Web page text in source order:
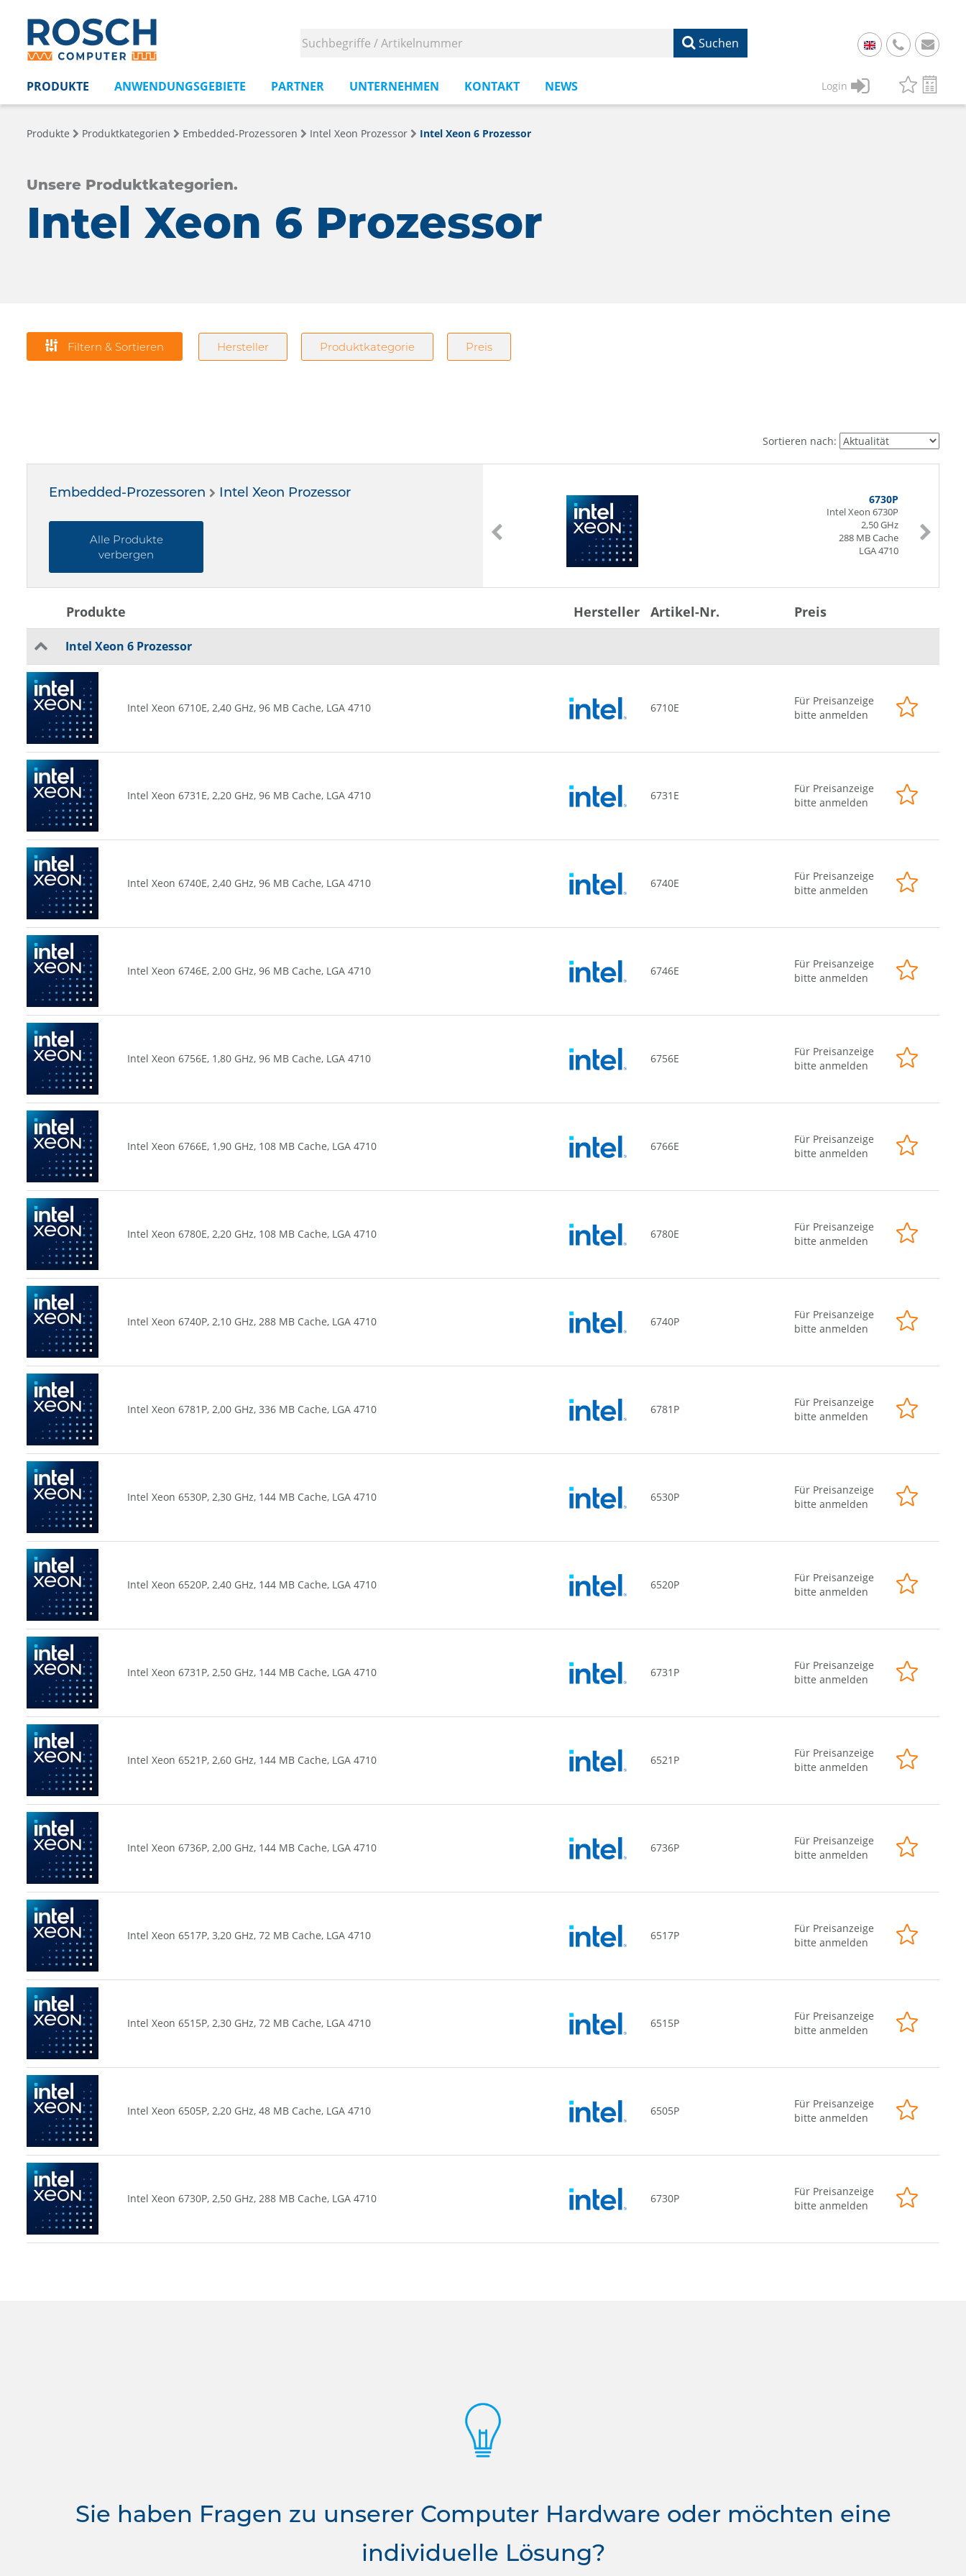
Suchen
49
PRODUKTE ANWENDUNGSGEBIETE PARTNER UNTERNEHMEN KONTAKT NEWS Login
Produkte Produktkategorien Embedded-Prozessoren Intel Xeon Prozessor Intel Xeon 6 Prozessor
Unsere Produktkategorien.
Intel Xeon 6 Prozessor
Filtern & Sortieren Hersteller Produktkategorie Preis
Sortieren nach:
Embedded-Prozessoren Intel Xeon Prozessor
Alle Produkte
verbergen
6730P
Intel Xeon 6730P
2,50 GHz
288 MB Cache
LGA 4710
Produkte Hersteller Artikel-Nr. Preis
Intel Xeon 6 Prozessor
Intel Xeon 6710E, 2,40 GHz, 96 MB Cache, LGA 4710 6710E
Für Preisanzeige
bitte anmelden
Intel Xeon 6731E, 2,20 GHz, 96 MB Cache, LGA 4710 6731E
Für Preisanzeige
bitte anmelden
Intel Xeon 6740E, 2,40 GHz, 96 MB Cache, LGA 4710 6740E
Für Preisanzeige
bitte anmelden
Intel Xeon 6746E, 2,00 GHz, 96 MB Cache, LGA 4710 6746E
Für Preisanzeige
bitte anmelden
Intel Xeon 6756E, 1,80 GHz, 96 MB Cache, LGA 4710 6756E
Für Preisanzeige
bitte anmelden
Intel Xeon 6766E, 1,90 GHz, 108 MB Cache, LGA 4710 6766E
Für Preisanzeige
bitte anmelden
Intel Xeon 6780E, 2,20 GHz, 108 MB Cache, LGA 4710 6780E
Für Preisanzeige
bitte anmelden
Intel Xeon 6740P, 2,10 GHz, 288 MB Cache, LGA 4710 6740P
Für Preisanzeige
bitte anmelden
Intel Xeon 6781P, 2,00 GHz, 336 MB Cache, LGA 4710 6781P
Für Preisanzeige
bitte anmelden
Intel Xeon 6530P, 2,30 GHz, 144 MB Cache, LGA 4710 6530P
Für Preisanzeige
bitte anmelden
Intel Xeon 6520P, 2,40 GHz, 144 MB Cache, LGA 4710 6520P
Für Preisanzeige
bitte anmelden
Intel Xeon 6731P, 2,50 GHz, 144 MB Cache, LGA 4710 6731P
Für Preisanzeige
bitte anmelden
Intel Xeon 6521P, 2,60 GHz, 144 MB Cache, LGA 4710 6521P
Für Preisanzeige
bitte anmelden
Intel Xeon 6736P, 2,00 GHz, 144 MB Cache, LGA 4710 6736P
Für Preisanzeige
bitte anmelden
Intel Xeon 6517P, 3,20 GHz, 72 MB Cache, LGA 4710 6517P
Für Preisanzeige
bitte anmelden
Intel Xeon 6515P, 2,30 GHz, 72 MB Cache, LGA 4710 6515P
Für Preisanzeige
bitte anmelden
Intel Xeon 6505P, 2,20 GHz, 48 MB Cache, LGA 4710 6505P
Für Preisanzeige
bitte anmelden
Intel Xeon 6730P, 2,50 GHz, 288 MB Cache, LGA 4710 6730P
Für Preisanzeige
bitte anmelden
Sie haben Fragen zu unserer Computer Hardware oder möchten eine
individuelle Lösung?